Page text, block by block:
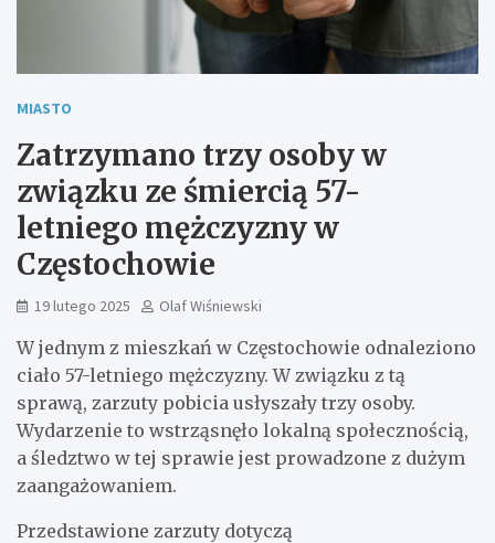
MIASTO
Zatrzymano trzy osoby w
związku ze śmiercią 57-
letniego mężczyzny w
Częstochowie
19 lutego 2025 Olaf Wiśniewski
W jednym z mieszkań w Częstochowie odnaleziono
ciało 57-letniego mężczyzny. W związku z tą
sprawą, zarzuty pobicia usłyszały trzy osoby.
Wydarzenie to wstrząsnęło lokalną społecznością,
a śledztwo w tej sprawie jest prowadzone z dużym
zaangażowaniem.
Przedstawione zarzuty dotyczą